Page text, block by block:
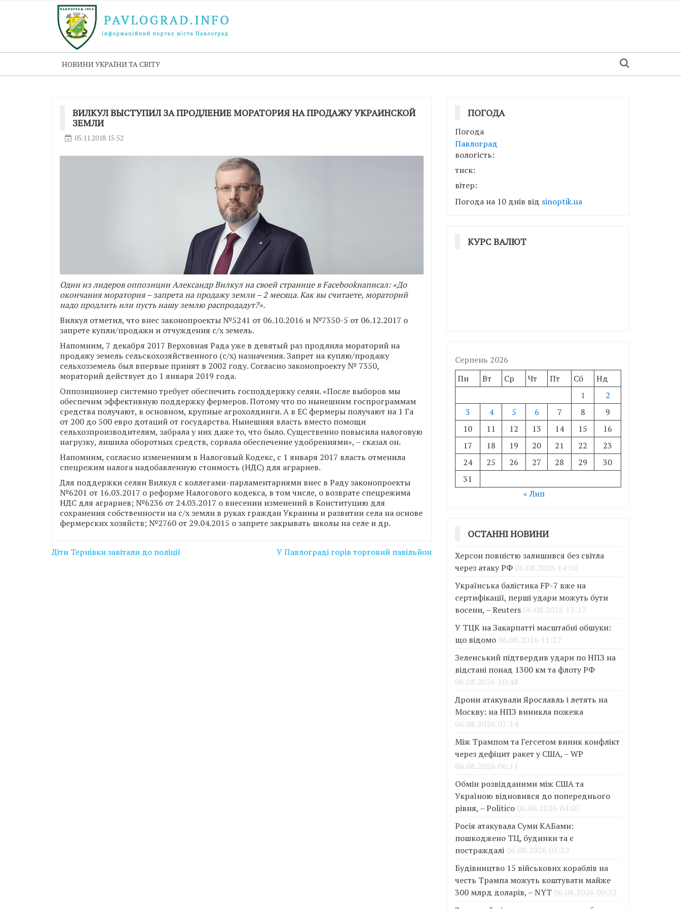
НОВИНИ УКРАЇНИ ТА СВІТУ
ВИЛКУЛ ВЫСТУПИЛ ЗА ПРОДЛЕНИЕ МОРАТОРИЯ НА ПРОДАЖУ УКРАИНСКОЙ
ЗЕМЛИ
05.11.2018 15:52
Один из лидеров оппозиции Александр Вилкул на своей странице в Facebookнаписал: «До
окончания моратория – запрета на продажу земли – 2 месяца. Как вы считаете, мораторий
надо продлить или пусть нашу землю распродадут?».
Вилкул отметил, что внес законопроекты №5241 от 06.10.2016 и №7350-5 от 06.12.2017 о
запрете купли/продажи и отчуждения с/х земель.
Напомним, 7 декабря 2017 Верховная Рада уже в девятый раз продлила мораторий на
продажу земель сельскохозяйственного (с/х) назначения. Запрет на куплю/продажу
сельхозземель был впервые принят в 2002 году. Согласно законопроекту № 7350,
мораторий действует до 1 января 2019 года.
Оппозиционер системно требует обеспечить господдержку селян. «После выборов мы
обеспечим эффективную поддержку фермеров. Потому что по нынешним госпрограммам
средства получают, в основном, крупные агрохолдинги. А в ЕС фермеры получают на 1 Га
от 200 до 500 евро дотаций от государства. Нынешняя власть вместо помощи
сельхозпроизводителям, забрала у них даже то, что было. Существенно повысила налоговую
нагрузку, лишила оборотных средств, сорвала обеспечение удобрениями», – сказал он.
Напомним, согласно изменениям в Налоговый Кодекс, с 1 января 2017 власть отменила
спецрежим налога надобавленную стоимость (НДС) для аграриев.
Для поддержки селян Вилкул с коллегами-парламентариями внес в Раду законопроекты
№6201 от 16.03.2017 о реформе Налогового кодекса, в том числе, о возврате спецрежима
НДС для аграриев; №6236 от 24.03.2017 о внесении изменений в Конституцию для
сохранения собственности на с/х земли в руках граждан Украины и развитии села на основе
фермерских хозяйств; №2760 от 29.04.2015 о запрете закрывать школы на селе и др.
Навігація
Діти Тернівки завітали до поліції У Павлограді горів торговий павільйон
ПОГОДА
Погода
Павлоград
вологість:
тиск:
вітер:
Погода на 10 днів від sinoptik.ua
КУРС ВАЛЮТ
Серпень 2026
Пн
Вт Ср Чт Пт Сб
Нд
1
2
3
4 5 6 7 8
9
10
11 12 13 14 15
16
17
18 19 20 21 22
23
24
25 26 27 28 29
30
31
« Лип
ОСТАННІ НОВИНИ
Херсон повністю залишився без світла
через атаку РФ 06.08.2026 14:10
Українська балістика FP-7 вже на
сертифікації, перші удари можуть бути
восени, – Reuters 06.08.2026 13:17
У ТЦК на Закарпатті масштабні обшуки:
що відомо 06.08.2026 11:22
Зеленський підтвердив удари по НПЗ на
відстані понад 1300 км та флоту РФ
06.08.2026 10:48
Дрони атакували Ярославль і летять на
Москву: на НПЗ виникла пожежа
06.08.2026 07:14
Між Трампом та Гегсетом виник конфлікт
через дефіцит ракет у США, – WP
06.08.2026 06:11
Обмін розвідданими між США та
Україною відновився до попереднього
рівня, – Politico 06.08.2026 04:07
Росія атакувала Суми КАБами:
пошкоджено ТЦ, будинки та є
постраждалі 06.08.2026 03:32
Будівництво 15 військових кораблів на
честь Трампа можуть коштувати майже
300 млрд доларів, – NYT 06.08.2026 00:53